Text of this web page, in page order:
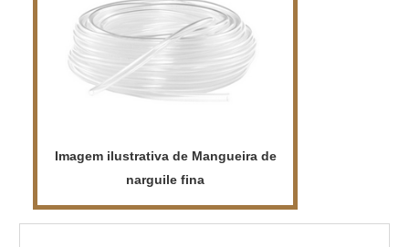
Imagem ilustrativa de Mangueira de
narguile fina